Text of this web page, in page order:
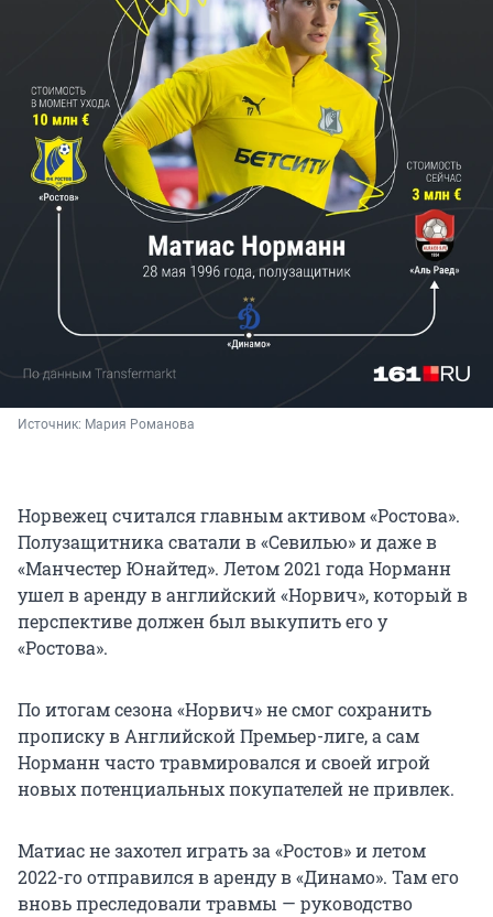
Источник: Мария Романова
Норвежец считался главным активом «Ростова».
Полузащитника сватали в «Севилью» и даже в
«Манчестер Юнайтед». Летом 2021 года Норманн
ушел в аренду в английский «Норвич», который в
перспективе должен был выкупить его у
«Ростова».
По итогам сезона «Норвич» не смог сохранить
прописку в Английской Премьер-лиге, а сам
Норманн часто травмировался и своей игрой
новых потенциальных покупателей не привлек.
Матиас не захотел играть за «Ростов» и летом
2022-го отправился в аренду в «Динамо». Там его
вновь преследовали травмы — руководство